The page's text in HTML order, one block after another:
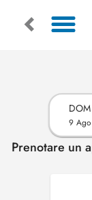
DOM
9 Ago
Prenotare un